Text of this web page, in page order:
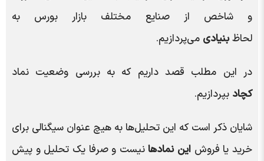
و شاخص از صنایع مختلف بازار بورس به
لحاظبنیادی می‌پردازیم.
در این مطلب قصد داریم که به بررسی وضعیت نماد
کچاد بپردازیم.
شایان ذکر است که این تحلیل‌ها به هیچ عنوان سیگنالی برای
خرید یا فروش این نماد‌هانیست و صرفا یک تحلیل و پیش